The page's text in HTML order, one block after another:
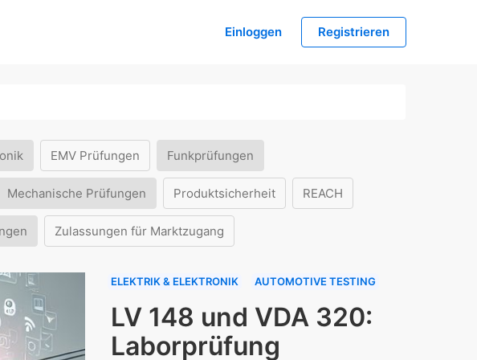
Einloggen Registrieren
EMV Prüfungen Funkprüfungen
Mechanische Prüfungen Produktsicherheit REACH
Zulassungen für Marktzugang
ELEKTRIK & ELEKTRONIK AUTOMOTIVE TESTING
LV 148 und VDA 320:
Laborprüfung